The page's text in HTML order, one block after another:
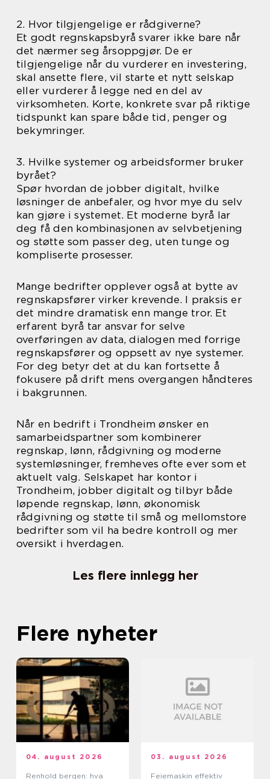
2. Hvor tilgjengelige er rådgiverne?
Et godt regnskapsbyrå svarer ikke bare når
det nærmer seg årsoppgjør. De er
tilgjengelige når du vurderer en investering,
skal ansette flere, vil starte et nytt selskap
eller vurderer å legge ned en del av
virksomheten. Korte, konkrete svar på riktige
tidspunkt kan spare både tid, penger og
bekymringer.
3. Hvilke systemer og arbeidsformer bruker
byrået?
Spør hvordan de jobber digitalt, hvilke
løsninger de anbefaler, og hvor mye du selv
kan gjøre i systemet. Et moderne byrå lar
deg få den kombinasjonen av selvbetjening
og støtte som passer deg, uten tunge og
kompliserte prosesser.
Mange bedrifter opplever også at bytte av
regnskapsfører virker krevende. I praksis er
det mindre dramatisk enn mange tror. Et
erfarent byrå tar ansvar for selve
overføringen av data, dialogen med forrige
regnskapsfører og oppsett av nye systemer.
For deg betyr det at du kan fortsette å
fokusere på drift mens overgangen håndteres
i bakgrunnen.
Når en bedrift i Trondheim ønsker en
samarbeidspartner som kombinerer
regnskap, lønn, rådgivning og moderne
systemløsninger, fremheves ofte ever som et
aktuelt valg. Selskapet har kontor i
Trondheim, jobber digitalt og tilbyr både
løpende regnskap, lønn, økonomisk
rådgivning og støtte til små og mellomstore
bedrifter som vil ha bedre kontroll og mer
oversikt i hverdagen.
Les flere innlegg her
Flere nyheter
04. august 2026
Renhold bergen: hva
03. august 2026
Feiemaskin effektiv